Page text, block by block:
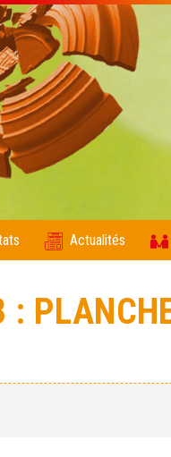
Actualités